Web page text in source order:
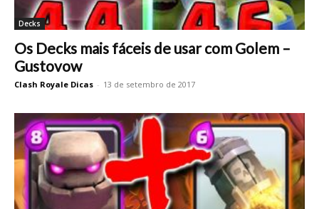
Decks
Os Decks mais fáceis de usar com Golem –
Gustovow
Clash Royale Dicas - 13 de setembro de 2017